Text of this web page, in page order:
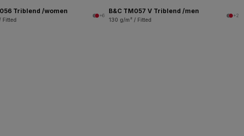
Triblend /women
Fitted
+6
B&C TM057 V Triblend /men
130 g/m² / Fitted
+2